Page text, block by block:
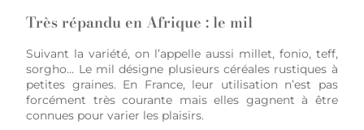
Très répandu en Afrique : le mil
Suivant la variété, on l’appelle aussi millet, fonio, teff,
sorgho… Le mil désigne plusieurs céréales rustiques à
petites graines. En France, leur utilisation n’est pas
forcément très courante mais elles gagnent à être
connues pour varier les plaisirs.